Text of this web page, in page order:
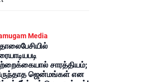
Media
சாரத்தியம்;
ஜென்மங்கள் என